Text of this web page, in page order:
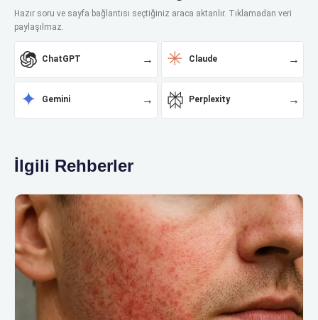
Hazır soru ve sayfa bağlantısı seçtiğiniz araca aktarılır. Tıklamadan veri
paylaşılmaz.
ChatGPT → ✳ Claude →
✦ Gemini → Perplexity →
İlgili Rehberler